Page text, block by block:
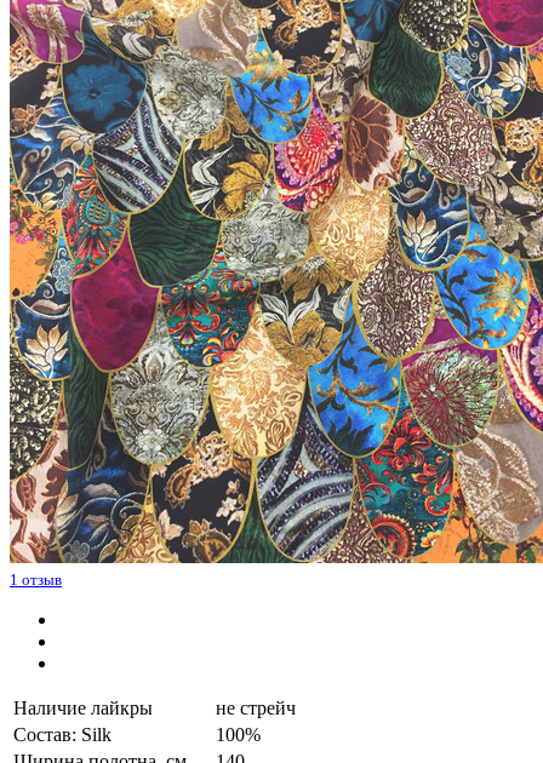
1 отзыв
Наличие лайкры
не стрейч
Состав: Silk
100%